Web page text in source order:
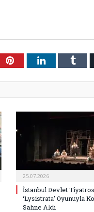
PinterestLinkedIn
25.07.2026
İstanbul Devlet
‘Lysistrata’ Oyunuyla
Sahne Aldı